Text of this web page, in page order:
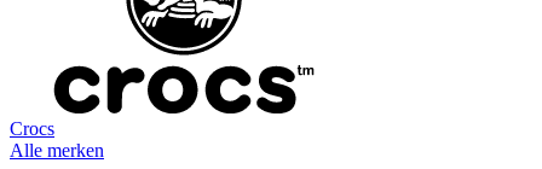
Crocs
Alle merken